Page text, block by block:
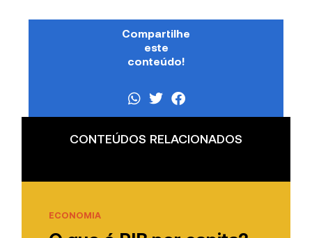
Compartilhe
este
conteúdo!
CONTEÚDOS RELACIONADOS
ECONOMIA